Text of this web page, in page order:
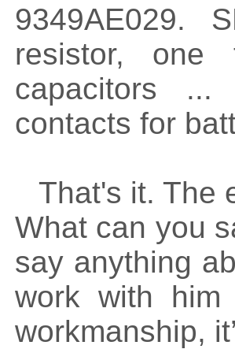
9349AE029.
resistor, one
capacitors
contacts for
That's it. The
What can you
say anything
work with
workmanship,